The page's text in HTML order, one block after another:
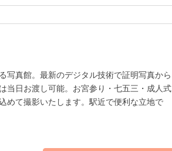
写真館。最新のデジタル技術で証明写真から
当日お渡し可能。お宮参り・七五三・成人式
めて撮影いたします。駅近で便利な立地で